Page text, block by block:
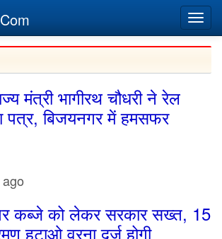
मंत्री भागीरथ चौधरी ने रेल
पत्र, बिजयनगर में हमसफर
पर कब्जे को लेकर सरकार सख्त, 15
हटाओ वरना दर्ज होगी